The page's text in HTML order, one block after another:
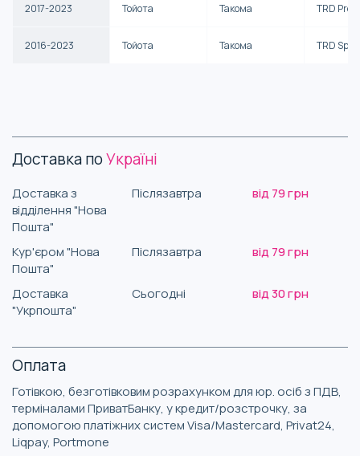
2017-2023 Тойота Такома TRD Pro
2016-2023 Тойота Такома TRD Sport
Доставка поУкраїні
Доставка з
відділення "Нова
Пошта"
Післязавтра від 79 грн
Кур'єром "Нова
Пошта"
Післязавтра від 79 грн
Доставка
"Укрпошта"
Сьогодні від 30 грн
Оплата
Готівкою, безготівковим розрахунком для юр. осіб з ПДВ,
терміналами ПриватБанку, у кредит/розстрочку, за
допомогою платіжних систем Visa/Mastercard, Privat24,
Liqpay, Portmone